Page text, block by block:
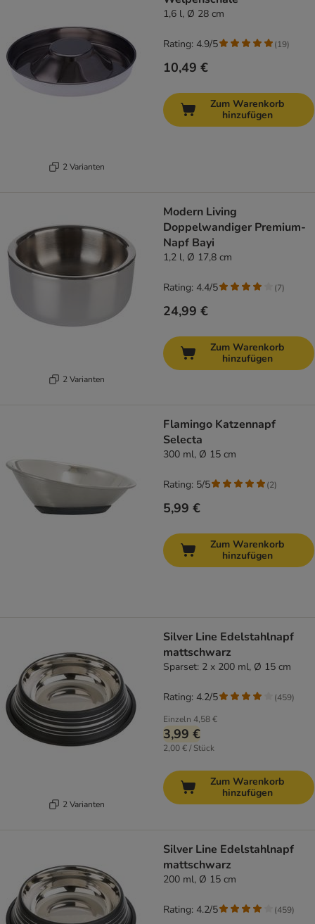
2 Varianten
1,6 l, Ø 28 cm
10,49 €
Rating: 4.9/5 (19)
Zum Warenkorb
hinzufügen
2 Varianten
Modern Living
Doppelwandiger Premium-
Napf Bayi
1,2 l, Ø 17,8 cm
24,99 €
Rating: 4.4/5 (7)
Zum Warenkorb
hinzufügen
Flamingo Katzennapf
Selecta
300 ml, Ø 15 cm
5,99 €
Rating: 5/5 (2)
Zum Warenkorb
hinzufügen
2 Varianten
Silver Line Edelstahlnapf
mattschwarz
Sparset: 2 x 200 ml, Ø 15 cm
Einzeln 4,58 €
3,99 €
2,00 € / Stück
Rating: 4.2/5 (459)
Zum Warenkorb
hinzufügen
Silver Line Edelstahlnapf
mattschwarz
200 ml, Ø 15 cm
Rating: 4.2/5 (459)